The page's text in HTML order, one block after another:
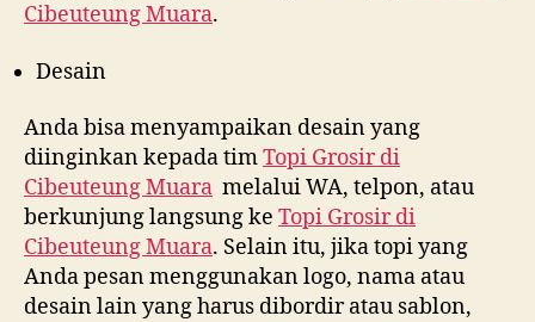
Cibeuteung Muara.
Desain
Anda bisa menyampaikan desain yang
diinginkan kepada timTopi Grosir di
Cibeuteung Muara melalui WA, telpon, atau
berkunjung langsung ke Topi Grosir di
Cibeuteung Muara. Selain itu, jika topi yang
Anda pesan menggunakan logo, nama atau
desain lain yang harus dibordir atau sablon,